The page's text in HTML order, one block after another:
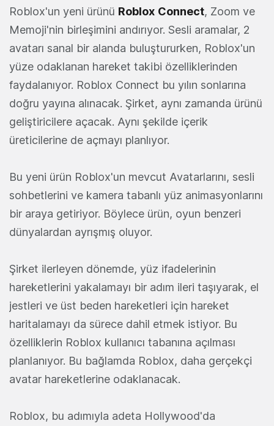
Roblox'un yeni ürünü Roblox Connect, Zoom ve
Memoji'nin birleşimini andırıyor. Sesli aramalar, 2
avatarı sanal bir alanda buluştururken, Roblox'un
yüze odaklanan hareket takibi özelliklerinden
faydalanıyor. Roblox Connect bu yılın sonlarına
doğru yayına alınacak. Şirket, aynı zamanda ürünü
geliştiricilere açacak. Aynı şekilde içerik
üreticilerine de açmayı planlıyor.
Bu yeni ürün Roblox'un mevcut Avatarlarını, sesli
sohbetlerini ve kamera tabanlı yüz animasyonlarını
bir araya getiriyor. Böylece ürün, oyun benzeri
dünyalardan ayrışmış oluyor.
Şirket ilerleyen dönemde, yüz ifadelerinin
hareketlerini yakalamayı bir adım ileri taşıyarak, el
jestleri ve üst beden hareketleri için hareket
haritalamayı da sürece dahil etmek istiyor. Bu
özelliklerin Roblox kullanıcı tabanına açılması
planlanıyor. Bu bağlamda Roblox, daha gerçekçi
avatar hareketlerine odaklanacak.
Roblox, bu adımıyla adeta Hollywood'da